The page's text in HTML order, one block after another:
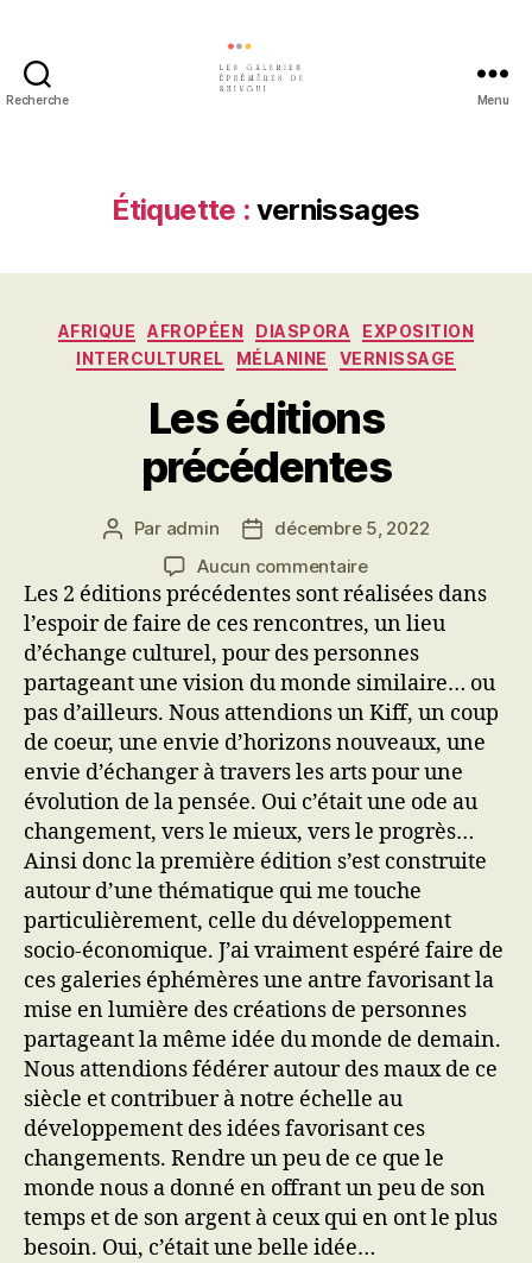
Recherche
de
Shingui
Menu
Étiquette : vernissages
Catégories
AFRIQUE AFROPÉEN DIASPORA
EXPOSITION
INTERCULTUREL
MÉLANINE VERNISSAGE
Les éditions
précédentes
Auteur
l’article
Par admin
Date
l’article
décembre 5, 2022
Aucun commentairesur
Les
éditions
précédentes
Les 2 éditions précédentes sont réalisées dans
l’espoir de faire de ces rencontres, un lieu
d’échange culturel, pour des personnes
partageant une vision du monde similaire… ou
pas d’ailleurs. Nous attendions un Kiff, un coup
de coeur, une envie d’horizons nouveaux, une
envie d’échanger à travers les arts pour une
évolution de la pensée. Oui c’était une ode au
changement, vers le mieux, vers le progrès…
Ainsi donc la première édition s’est construite
autour d’une thématique qui me touche
particulièrement, celle du développement
socio-économique. J’ai vraiment espéré faire de
ces galeries éphémères une antre favorisant la
mise en lumière des créations de personnes
partageant la même idée du monde de demain.
Nous attendions fédérer autour des maux de ce
siècle et contribuer à notre échelle au
développement des idées favorisant ces
changements. Rendre un peu de ce que le
monde nous a donné en offrant un peu de son
temps et de son argent à ceux qui en ont le plus
besoin. Oui, c’était une belle idée…